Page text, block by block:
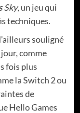
Sky, un jeu qui
techniques.
souligné
comme
fois plus
la Switch 2 ou
de
Hello Games